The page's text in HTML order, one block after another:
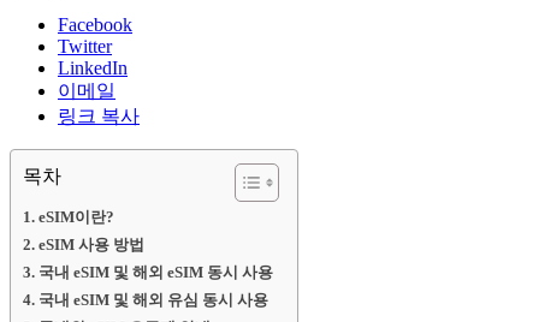
Facebook
Twitter
LinkedIn
이메일
링크 복사
목차
eSIM이란?
eSIM 사용 방법
국내 eSIM 및 해외 eSIM 동시 사용
국내 eSIM 및 해외 유심 동시 사용